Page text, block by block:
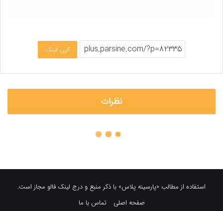
کپی لینک
نظرات
استفاده از مطالب «پارسینه پلاس» با ذکر منبع و درج لینک فالو مجاز است.
صفحه اصلی
تماس با ما